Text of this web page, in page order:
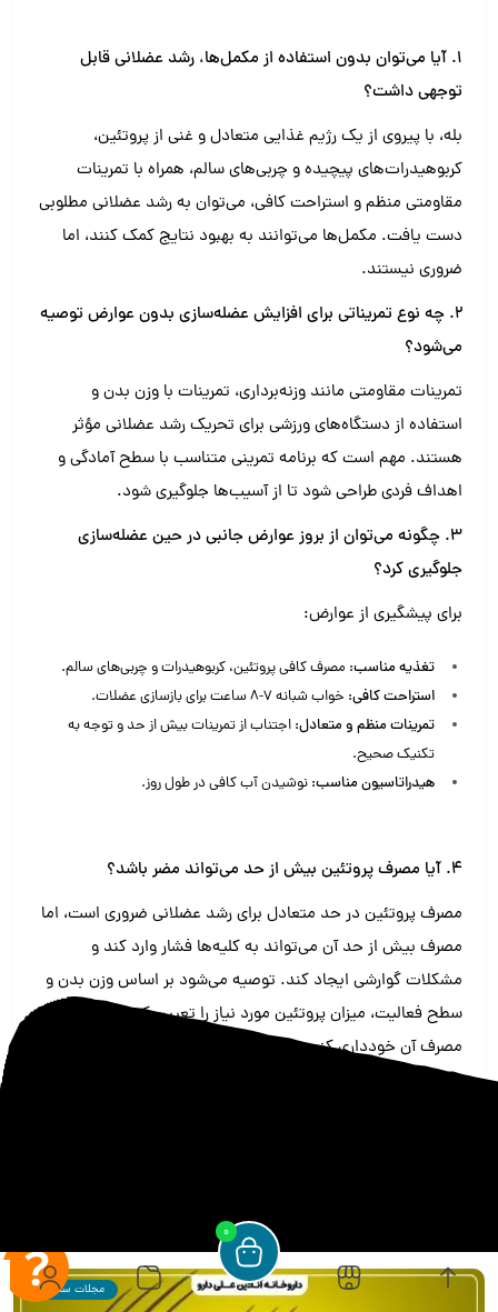
1. آیا می‌توان بدون استفاده از مکمل‌ها، رشد عضلانی قابل
توجهی داشت؟
بله، با پیروی از یک رژیم غذایی متعادل و غنی از پروتئین،
کربوهیدرات‌های پیچیده و چربی‌های سالم، همراه با تمرینات
مقاومتی منظم و استراحت کافی، می‌توان به رشد عضلانی مطلوبی
دست یافت. مکمل‌ها می‌توانند به بهبود نتایج کمک کنند، اما
ضروری نیستند.
2. چه نوع تمریناتی برای افزایش عضله‌سازی بدون عوارض توصیه
می‌شود؟
تمرینات مقاومتی مانند وزنه‌برداری، تمرینات با وزن بدن و
استفاده از دستگاه‌های ورزشی برای تحریک رشد عضلانی مؤثر
هستند. مهم است که برنامه تمرینی متناسب با سطح آمادگی و
اهداف فردی طراحی شود تا از آسیب‌ها جلوگیری شود.
3. چگونه می‌توان از بروز عوارض جانبی در حین عضله‌سازی
جلوگیری کرد؟
برای پیشگیری از عوارض:
تغذیه مناسب: مصرف کافی پروتئین، کربوهیدرات و چربی‌های سالم.
استراحت کافی: خواب شبانه 7-8 ساعت برای بازسازی عضلات.
تمرینات منظم و متعادل: اجتناب از تمرینات بیش از حد و توجه به
تکنیک صحیح.
هیدراتاسیون مناسب: نوشیدن آب کافی در طول روز.
4. آیا مصرف پروتئین بیش از حد می‌تواند مضر باشد؟
مصرف پروتئین در حد متعادل برای رشد عضلانی ضروری است، اما
مصرف بیش از حد آن می‌تواند به کلیه‌ها فشار وارد کند و
مشکلات گوارشی ایجاد کند. توصیه می‌شود بر اساس وزن بدن و
سطح فعالیت، میزان پروتئین مورد نیاز را تعیین کرده و از افراط در
مصرف آن خودداری کنید.
مجلات سلامتی
0